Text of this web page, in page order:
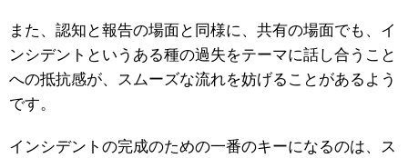
また、認知と報告の場面と同様に、共有の場面でも、イ
ンシデントというある種の過失をテーマに話し合うこと
への抵抗感が、スムーズな流れを妨げることがあるよう
です。
インシデントの完成のための一番のキーになるのは、ス